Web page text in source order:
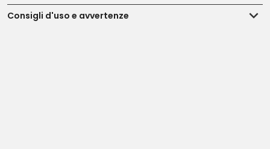
Consigli d'uso e avvertenze